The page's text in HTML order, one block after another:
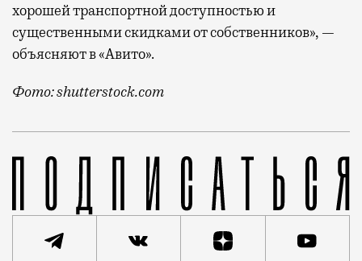
хорошей транспортной доступностью и
существенными скидками от собственников», —
объясняют в «Авито».
Фото: shutterstock.com
Продать квартиру сейчас не так-то просто — если